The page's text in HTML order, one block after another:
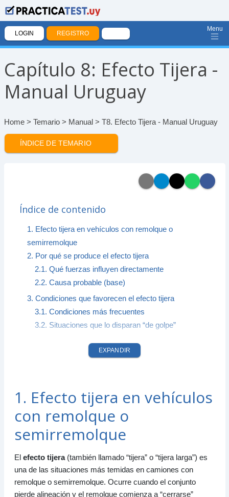
LOGIN REGISTRO
Menu
Capítulo 8: Efecto Tijera -
Manual Uruguay
Home> Temario> Manual> T8. Efecto Tijera - Manual Uruguay
ÍNDICE DE TEMARIO
Índice de contenido
1. Efecto tijera en vehículos con remolque o
semirremolque
2. Por qué se produce el efecto tijera
2.1. Qué fuerzas influyen directamente
2.2. Causa probable (base)
3. Condiciones que favorecen el efecto tijera
3.1. Condiciones más frecuentes
3.2. Situaciones que lo disparan “de golpe”
4.1. Prevención con conducción defensiva
5. Qué hacer si comienza un efecto tijera
5.1. Reacción recomendada en el inicio
5.2. Lo que se debe evitar sí o sí
6. Tecnología que ayuda, pero no reemplaza la
conducción
6.1. Sistemas que reducen el riesgo
7. Relación entre el efecto tijera y la conducción
EXPANDIR
1. Efecto tijera en vehículos
con remolque o
semirremolque
El efecto tijera(también llamado “tijera” o “tijera larga”) es
una de las situaciones más temidas en camiones con
remolque o semirremolque. Ocurre cuando el conjunto
pierde alineación y el remolque comienza a “cerrarse”